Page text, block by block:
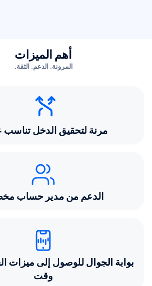
أهم الميزات
المرونة. الدعم. الثقة.
مرنة لتحقيق الدخل
الدعم من مدير حساب
بوابة الجوال للوصول إلى ميزات
وقت